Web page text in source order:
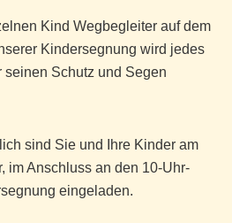
Kind Wegbegleiter auf dem
Kindersegnung wird jedes
seinen Schutz und Segen
sind Sie und Ihre Kinder am
im Anschluss an den 10-Uhr-
eingeladen.